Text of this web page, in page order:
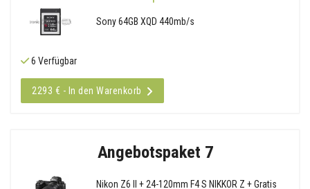
Sony 64GB XQD 440mb/s
6 Verfügbar
2293 € - In den Warenkorb
Angebotspaket 7
Nikon Z6 II + 24-120mm F4 S NIKKOR Z + Gratis